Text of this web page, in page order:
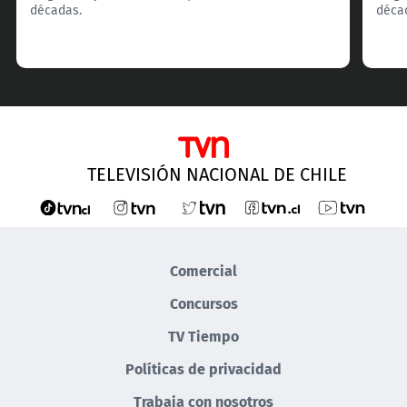
décadas.
TELEVISIÓN NACIONAL DE CHILE
Comercial
Concursos
TV Tiempo
Políticas de privacidad
Trabaja con nosotros